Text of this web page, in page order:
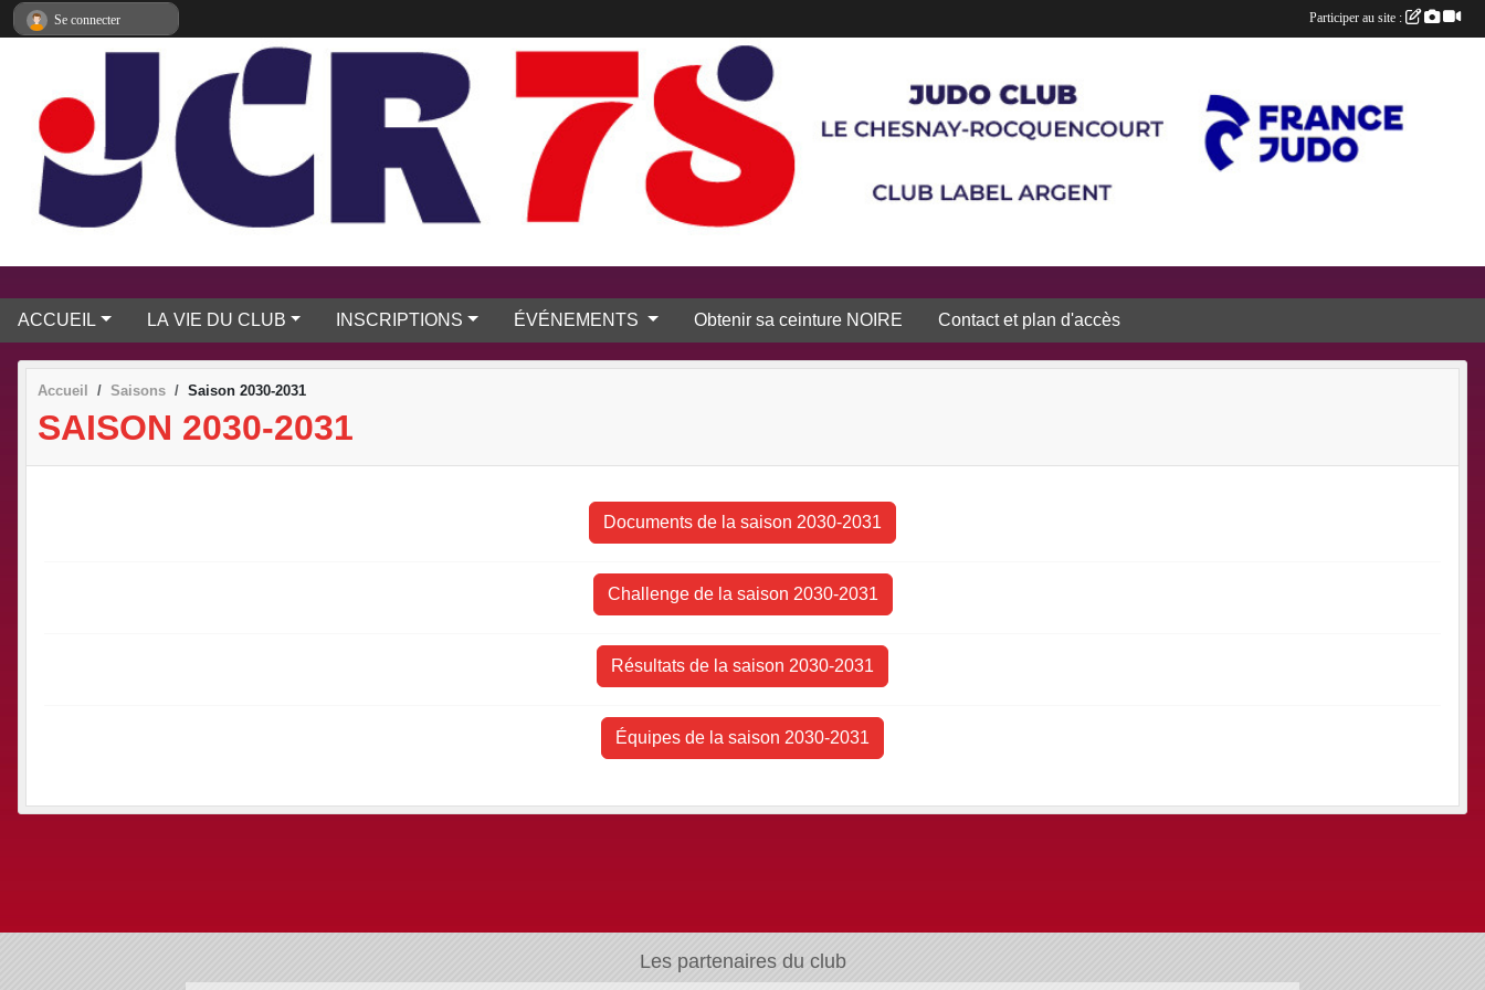
ACCUEIL LA VIE DU CLUB INSCRIPTIONS ÉVÉNEMENTS Obtenir sa ceinture NOIRE Contact et plan d'accès
Accueil Saisons Saison 2030-2031
SAISON 2030-2031
Documents de la saison 2030-2031
Challenge de la saison 2030-2031
Résultats de la saison 2030-2031
Équipes de la saison 2030-2031
Les partenaires du club
Se connecter Participer au site :
Panneau de gestion des cookies